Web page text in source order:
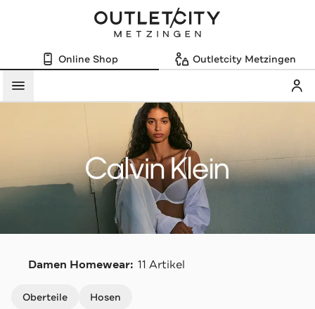
Online Shop Outletcity Metzingen
Menü
Damen Homewear: 11 Artikel
Oberteile Hosen